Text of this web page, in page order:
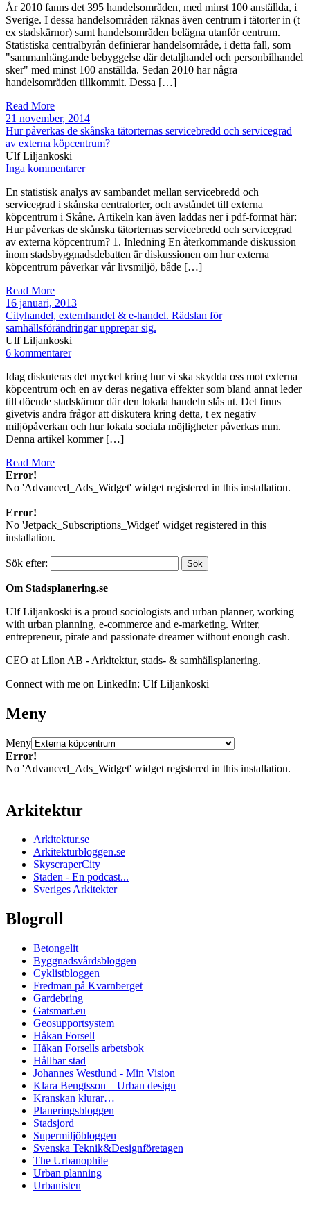
År 2010 fanns det 395 handelsområden, med minst 100 anställda, i
Sverige. I dessa handelsområden räknas även centrum i tätorter in (t
ex stadskärnor) samt handelsområden belägna utanför centrum.
Statistiska centralbyrån definierar handelsområde, i detta fall, som
"sammanhängande bebyggelse där detaljhandel och personbilhandel
sker" med minst 100 anställda. Sedan 2010 har några
handelsområden tillkommit. Dessa […]
Read More
21 november, 2014
Hur påverkas de skånska tätorternas servicebredd och servicegrad
av externa köpcentrum?
Ulf Liljankoski
Inga kommentarer
En statistisk analys av sambandet mellan servicebredd och
servicegrad i skånska centralorter, och avståndet till externa
köpcentrum i Skåne. Artikeln kan även laddas ner i pdf-format här:
Hur påverkas de skånska tätorternas servicebredd och servicegrad
av externa köpcentrum? 1. Inledning En återkommande diskussion
inom stadsbyggnadsdebatten är diskussionen om hur externa
köpcentrum påverkar vår livsmiljö, både […]
Read More
16 januari, 2013
Cityhandel, externhandel & e-handel. Rädslan för
samhällsförändringar upprepar sig.
Ulf Liljankoski
6 kommentarer
Idag diskuteras det mycket kring hur vi ska skydda oss mot externa
köpcentrum och en av deras negativa effekter som bland annat leder
till döende stadskärnor där den lokala handeln slås ut. Det finns
givetvis andra frågor att diskutera kring detta, t ex negativ
miljöpåverkan och hur lokala sociala möjligheter påverkas mm.
Denna artikel kommer […]
Read More
Error!
No 'Advanced_Ads_Widget' widget registered in this installation.
Error!
No 'Jetpack_Subscriptions_Widget' widget registered in this
installation.
Sök efter:
Om Stadsplanering.se
Ulf Liljankoski is a proud sociologists and urban planner, working
with urban planning, e-commerce and e-marketing. Writer,
entrepreneur, pirate and passionate dreamer without enough cash.
CEO at Lilon AB - Arkitektur, stads- & samhällsplanering.
Connect with me on LinkedIn: Ulf Liljankoski
Meny
Meny
Error!
No 'Advanced_Ads_Widget' widget registered in this installation.
Arkitektur
Arkitektur.se
Arkitekturbloggen.se
SkyscraperCity
Staden - En podcast...
Sveriges Arkitekter
Blogroll
Betongelit
Byggnadsvårdsbloggen
Cyklistbloggen
Fredman på Kvarnberget
Gardebring
Gatsmart.eu
Geosupportsystem
Håkan Forsell
Håkan Forsells arbetsbok
Hållbar stad
Johannes Westlund - Min Vision
Klara Bengtsson – Urban design
Kranskan klurar…
Planeringsbloggen
Stadsjord
Supermiljöbloggen
Svenska Teknik&Designföretagen
The Urbanophile
Urban planning
Urbanisten